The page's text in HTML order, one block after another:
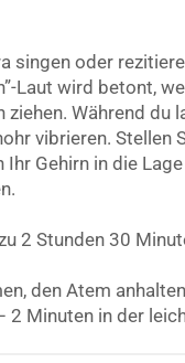
singen oder
Laut wird betont,
ziehen. Während
vibrieren.
Gehirn in die
2 Stunden 30
den Atem
2 Minuten in der